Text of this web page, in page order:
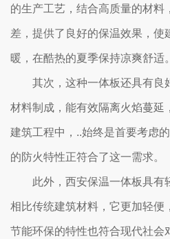
的生产工艺，结合高质量的材料
差，提供了良好的保温效果，使
暖，在酷热的夏季保持凉爽舒适。
其次，这种一体板还具有良
材料制成，能有效隔离火焰蔓延
建筑工程中，..始终是首要考虑
的防火特性正符合了这一需求。
此外，西安保温一体板具有
相比传统建筑材料，它更加轻便
节能环保的特性也符合现代社会